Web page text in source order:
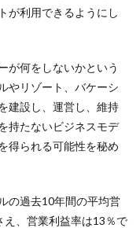
が利用できるようにし
が何をしないかという
やリゾート、バケーシ
建設し、運営し、維持
持たないビジネスモデ
得られる可能性を秘め
の過去10年間の平均営
、営業利益率は13％で